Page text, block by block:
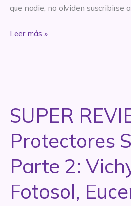
que nadie, no olviden suscribirse
SUPER
bálsamos
vainilla-
y
Leer más »
SUPER
Protectores
Parte 2:
Fotosol,